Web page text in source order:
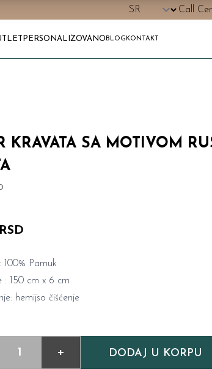
Call
PERSONALIZOVANO BLOG KONTAKT
KRAVATA SA MOTIVOM
100% Pamuk
: 150 cm x 6 cm
hemijso čišćenje
+ DODAJ U KORPU